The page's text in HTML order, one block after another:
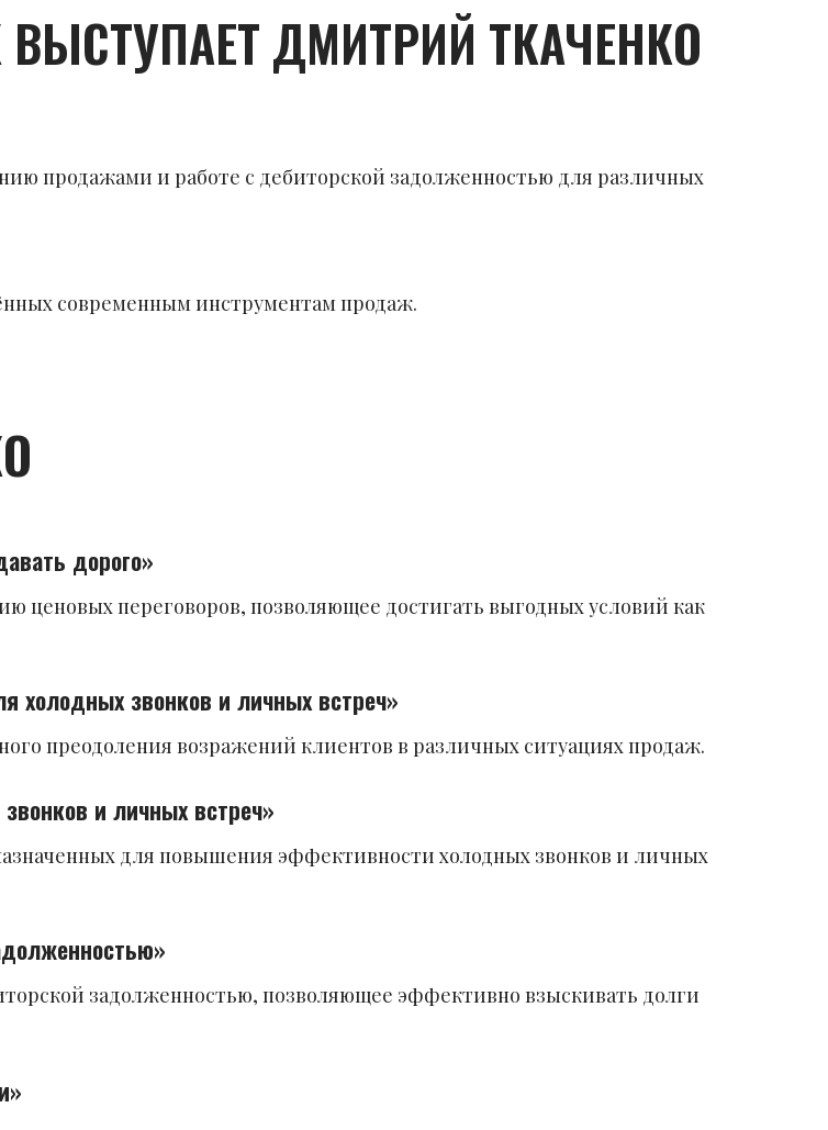
ДМИТРИЙ ТКАЧЕНКО
продажами и работе с дебиторской задолженностью для различных
современным инструментам продаж.
дорого»
ценовых переговоров, позволяющее достигать выгодных условий как
холодных звонков и личных встреч»
преодоления возражений клиентов в различных ситуациях продаж.
и личных встреч»
для повышения эффективности холодных звонков и личных
задолженностью, позволяющее эффективно взыскивать долги